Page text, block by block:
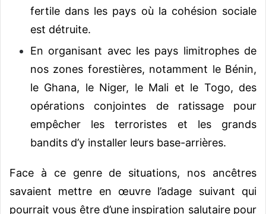
fertile dans les pays où la cohésion sociale
est détruite.
En organisant avec les pays limitrophes de
nos zones forestières, notamment le Bénin,
le Ghana, le Niger, le Mali et le Togo, des
opérations conjointes de ratissage pour
empêcher les terroristes et les grands
bandits d’y installer leurs base-arrières.
Face à ce genre de situations, nos ancêtres
savaient mettre en œuvre l’adage suivant qui
pourrait vous être d’une inspiration salutaire pour